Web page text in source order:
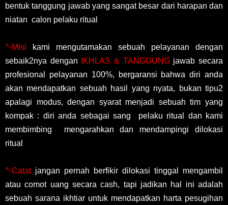
bentuk tanggung jawab yang sangat besar dari harapan dan
niatan calon pelaku ritual
^-Misi kami mengutamakan sebuah pelayanan dengan
sebaik2nya dengan
IKHLAS & TANGGUNGjawab secara
profesional pelayanan 100%, bergaransi bahwa diri anda
akan mendapatkan sebuah hasil yang nyata, bukan tipu2
apalagi modus, dengan syarat menjadi sebuah tim yang
kompak : diri anda sebagai sang pelaku ritual dan kami
membimbing mengarahkan dan mendampingi dilokasi
ritual
^-Catatjangan pernah berfikir dilokasi tinggal mengambil
atau comot uang secara cash, tapi jadikan hal ini adalah
sebuah sarana ikhtiar untuk mendapatkan harta pesugihan